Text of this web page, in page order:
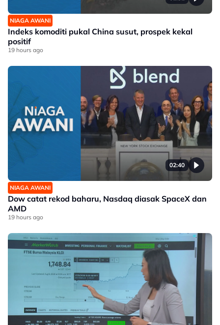
NIAGA AWANI
Indeks komoditi pukal China susut, prospek kekal
positif
19 hours ago
02:40
NIAGA AWANI
Dow catat rekod baharu, Nasdaq diasak SpaceX dan
AMD
19 hours ago